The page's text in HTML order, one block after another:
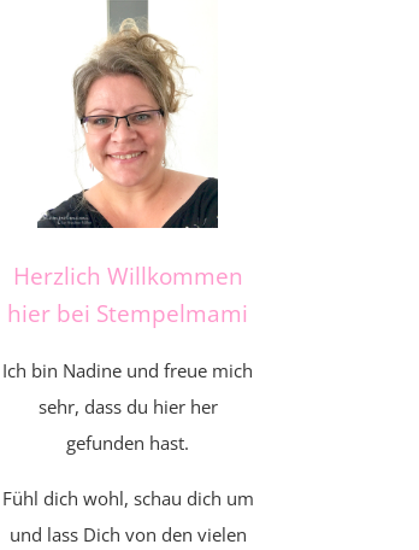
Herzlich Willkommen
hier bei Stempelmami
Ich bin Nadine und freue mich
sehr, dass du hier her
gefunden hast.
Fühl dich wohl, schau dich um
und lass Dich von den vielen